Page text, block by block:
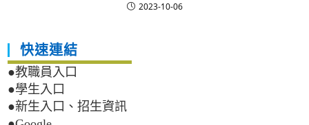
2023-10-06
快速連結
●教職員入口
●學生入口
●新生入口、招生資訊